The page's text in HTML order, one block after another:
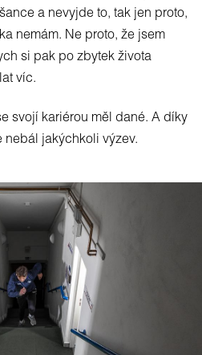
a nevyjde to, tak jen proto,
nemám. Ne proto, že jsem
si pak po zbytek života
víc.
svojí kariérou měl dané. A díky
nebál jakýchkoli výzev.